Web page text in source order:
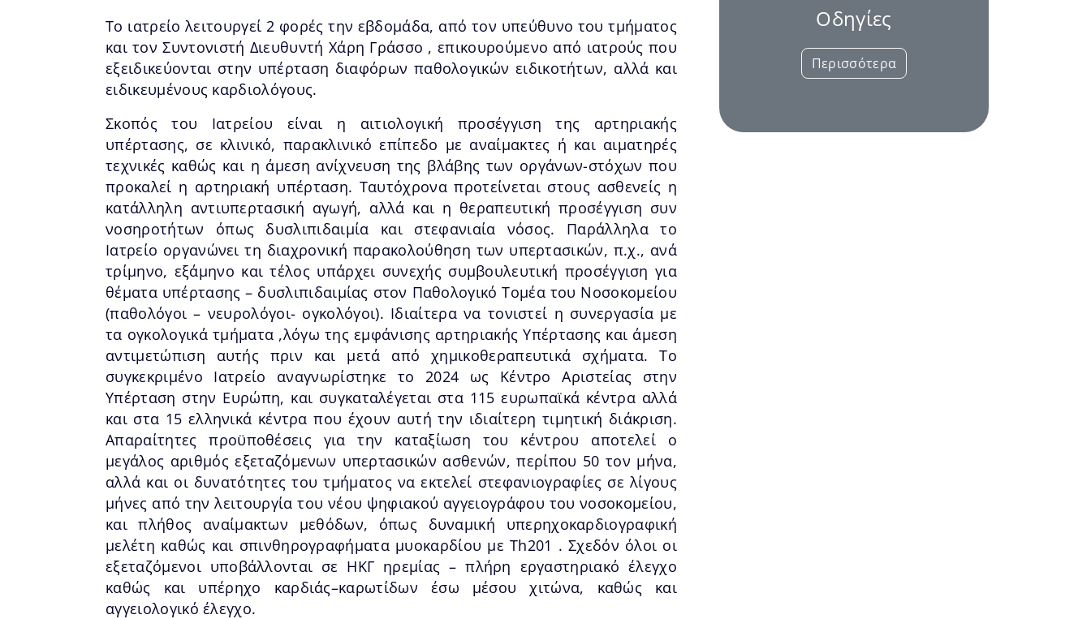
Το ιατρείο λειτουργεί 2 φορές την εβδομάδα, από τον υπεύθυνο του τμήματος
και τον Συντονιστή Διευθυντή Χάρη Γράσσο , επικουρούμενο από ιατρούς που
εξειδικεύονται στην υπέρταση διαφόρων παθολογικών ειδικοτήτων, αλλά και
ειδικευμένους καρδιολόγους.
Σκοπός του Ιατρείου είναι η αιτιολογική προσέγγιση της αρτηριακής
υπέρτασης, σε κλινικό, παρακλινικό επίπεδο με αναίμακτες ή και αιματηρές
τεχνικές καθώς και η άμεση ανίχνευση της βλάβης των οργάνων-στόχων που
προκαλεί η αρτηριακή υπέρταση. Ταυτόχρονα προτείνεται στους ασθενείς η
κατάλληλη αντιυπερτασική αγωγή, αλλά και η θεραπευτική προσέγγιση συν
νοσηροτήτων όπως δυσλιπιδαιμία και στεφανιαία νόσος. Παράλληλα το
Ιατρείο οργανώνει τη διαχρονική παρακολούθηση των υπερτασικών, π.χ., ανά
τρίμηνο, εξάμηνο και τέλος υπάρχει συνεχής συμβουλευτική προσέγγιση για
θέματα υπέρτασης – δυσλιπιδαιμίας στον Παθολογικό Τομέα του Νοσοκομείου
(παθολόγοι – νευρολόγοι- ογκολόγοι). Ιδιαίτερα να τονιστεί η συνεργασία με
τα ογκολογικά τμήματα ,λόγω της εμφάνισης αρτηριακής Υπέρτασης και άμεση
αντιμετώπιση αυτής πριν και μετά από χημικοθεραπευτικά σχήματα. Το
συγκεκριμένο Ιατρείο αναγνωρίστηκε το 2024 ως Κέντρο Αριστείας στην
Υπέρταση στην Ευρώπη, και συγκαταλέγεται στα 115 ευρωπαϊκά κέντρα αλλά
και στα 15 ελληνικά κέντρα που έχουν αυτή την ιδιαίτερη τιμητική διάκριση.
Απαραίτητες προϋποθέσεις για την καταξίωση του κέντρου αποτελεί ο
μεγάλος αριθμός εξεταζόμενων υπερτασικών ασθενών, περίπου 50 τον μήνα,
αλλά και οι δυνατότητες του τμήματος να εκτελεί στεφανιογραφίες σε λίγους
μήνες από την λειτουργία του νέου ψηφιακού αγγειογράφου του νοσοκομείου,
και πλήθος αναίμακτων μεθόδων, όπως δυναμική υπερηχοκαρδιογραφική
μελέτη καθώς και σπινθηρογραφήματα μυοκαρδίου με Th201 . Σχεδόν όλοι οι
εξεταζόμενοι υποβάλλονται σε ΗΚΓ ηρεμίας – πλήρη εργαστηριακό έλεγχο
καθώς και υπέρηχο καρδιάς–καρωτίδων έσω μέσου χιτώνα, καθώς και
αγγειολογικό έλεγχο.
Οδηγίες
Περισσότερα